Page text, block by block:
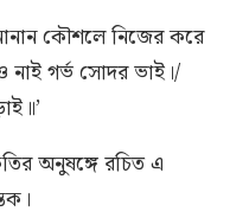
কৌশলে নিজের করে
নাই গর্ভ সোদর ভাই।/
অনুষঙ্গে রচিত এ